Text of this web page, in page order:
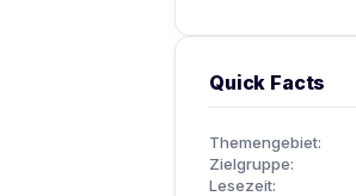
Quick Facts
Themengebiet:
Zielgruppe:
Lesezeit: